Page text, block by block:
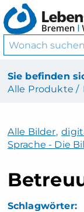
Sie befinden
Alle Produkte /
Alle Bilder,
Sprache - Die